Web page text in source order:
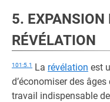
5. EXPANSION
RÉVÉLATION
101:5.1 La révélation est
d’économiser des
travail indispensable